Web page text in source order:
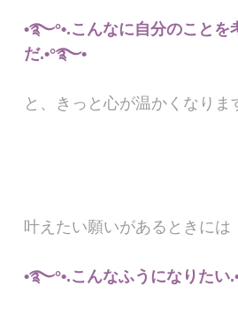
•࿐°•.こんなに自分のことを
だ.•°࿐•
と、きっと心が温かくなりま
叶えたい願いがあるときには
•࿐°•.こんなふうになりた